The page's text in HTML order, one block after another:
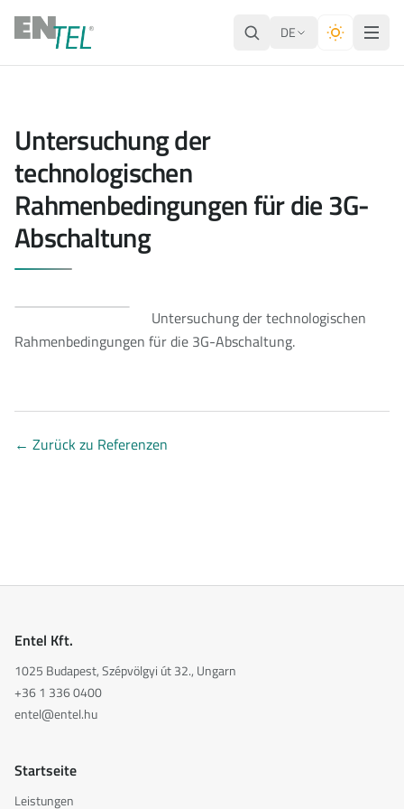
DE
Untersuchung der
technologischen
Rahmenbedingungen für die 3G-
Abschaltung
Untersuchung der technologischen
Rahmenbedingungen für die 3G-Abschaltung.
← Zurück zu Referenzen
Entel Kft.
1025 Budapest, Szépvölgyi út 32., Ungarn
+36 1 336 0400
entel@entel.hu
Startseite
Leistungen